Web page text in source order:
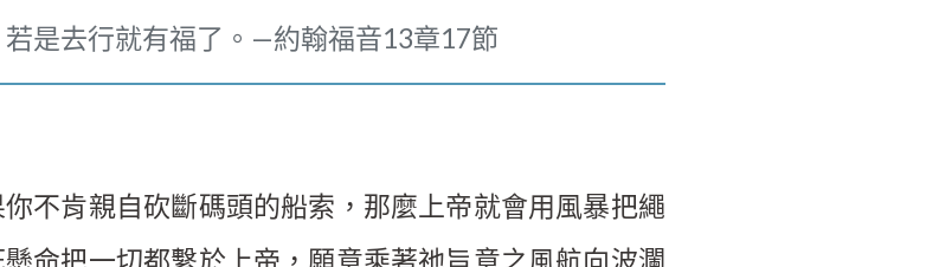
是去行就有福了。—約翰福音13章17節
不肯親自砍斷碼頭的船索，那麼上帝就會用風暴把繩
命把一切都繫於上帝，願意乘著祂旨意之風航向波瀾